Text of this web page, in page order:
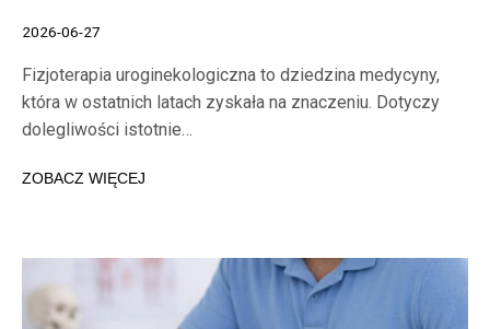
2026-06-27
Fizjoterapia uroginekologiczna to dziedzina medycyny,
która w ostatnich latach zyskała na znaczeniu. Dotyczy
dolegliwości istotnie…
ZOBACZ WIĘCEJ